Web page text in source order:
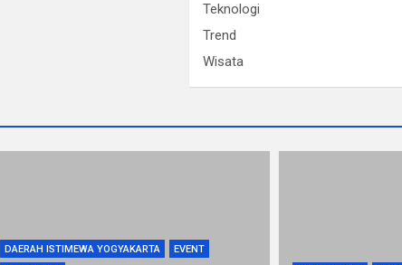
Teknologi
Trend
Wisata
DAERAH ISTIMEWA YOGYAKARTA
EVENT